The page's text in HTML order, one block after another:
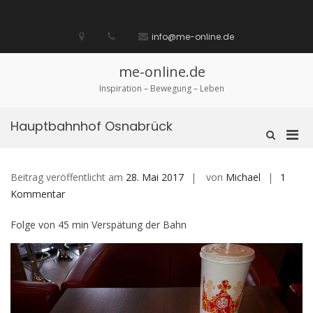
biete
/
Ich
suche
diese
Seite
info@me-online.de
me-online.de
Inspiration – Bewegung – Leben
Such-
Hauptbahnhof Osnabrück
Beitrag veröffentlicht am 28. Mai 2017 von Michael
1
Kommentarzu
Osnabrück
Folge von 45 min Verspätung der Bahn